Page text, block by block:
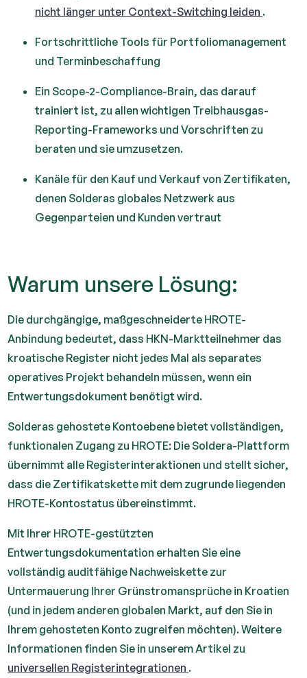
nicht länger unter Context-Switching leiden .
Fortschrittliche Tools für Portfoliomanagement
und Terminbeschaffung
Ein Scope-2-Compliance-Brain, das darauf
trainiert ist, zu allen wichtigen Treibhausgas-
Reporting-Frameworks und Vorschriften zu
beraten und sie umzusetzen.
Kanäle für den Kauf und Verkauf von Zertifikaten,
denen Solderas globales Netzwerk aus
Gegenparteien und Kunden vertraut
Warum unsere Lösung:
Die durchgängige, maßgeschneiderte HROTE-
Anbindung bedeutet, dass HKN-Marktteilnehmer das
kroatische Register nicht jedes Mal als separates
operatives Projekt behandeln müssen, wenn ein
Entwertungsdokument benötigt wird.
Solderas gehostete Kontoebene bietet vollständigen,
funktionalen Zugang zu HROTE: Die Soldera-Plattform
übernimmt alle Registerinteraktionen und stellt sicher,
dass die Zertifikatskette mit dem zugrunde liegenden
HROTE-Kontostatus übereinstimmt.
Mit Ihrer HROTE-gestützten
Entwertungsdokumentation erhalten Sie eine
vollständig auditfähige Nachweiskette zur
Untermauerung Ihrer Grünstromansprüche in Kroatien
(und in jedem anderen globalen Markt, auf den Sie in
Ihrem gehosteten Konto zugreifen möchten). Weitere
Informationen finden Sie in unserem Artikel zu
universellen Registerintegrationen .